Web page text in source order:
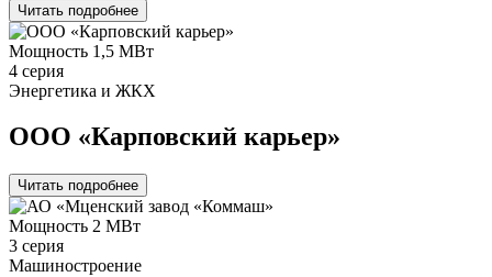
Читать подробнее
Мощность 1,5 МВт
4 серия
Энергетика и ЖКХ
ООО «Карповский карьер»
Читать подробнее
Мощность 2 МВт
3 серия
Машиностроение